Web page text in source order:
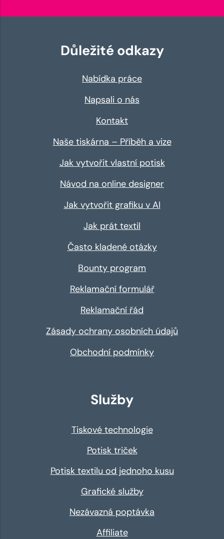
Důležité odkazy
Nabídka práce
Napsali o nás
Kontakt
Naše tiskárna – Příběh a vize
Jak vytvořit vlastní potisk
Návod na online designer
Jak vytvořit grafiku v AI
Jak prát textil
Často kladené otázky
Bounty program
Reklamační formulář
Reklamační řád
Zásady ochrany osobních údajů
Obchodní podmínky
Služby
Tiskové technologie
Potisk triček
Potisk textilu od jednoho kusu
Grafické služby
Nezávazná poptávka
Affiliate